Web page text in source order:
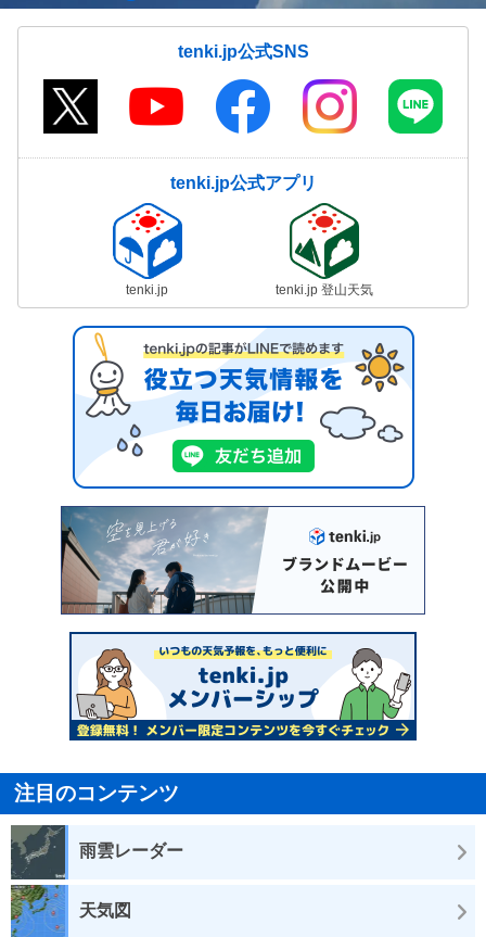
tenki.jp公式SNS
tenki.jp公式アプリ
tenki.jp tenki.jp 登山天気
注目のコンテンツ
雨雲レーダー
天気図